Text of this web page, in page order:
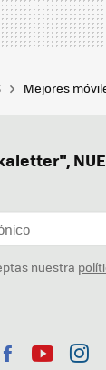
Mejores
nuestra